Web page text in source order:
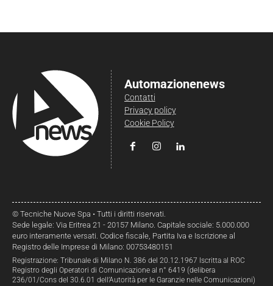
Automazionenews
Contatti
Privacy policy
Cookie Policy
© Tecniche Nuove Spa • Tutti i diritti riservati.
Sede legale: Via Eritrea 21 - 20157 Milano. Capitale sociale: 5.000.000
euro interamente versati. Codice fiscale, Partita Iva e Iscrizione al
Registro delle Imprese di Milano: 00753480151
Registrazione: Tribunale di Milano N. 386 del 20.12.1967 Iscritta al ROC
Registro degli Operatori di Comunicazione al n° 6419 (delibera
236/01/Cons del 30.6.01 dell’Autorità per le Garanzie nelle Comunicazioni)